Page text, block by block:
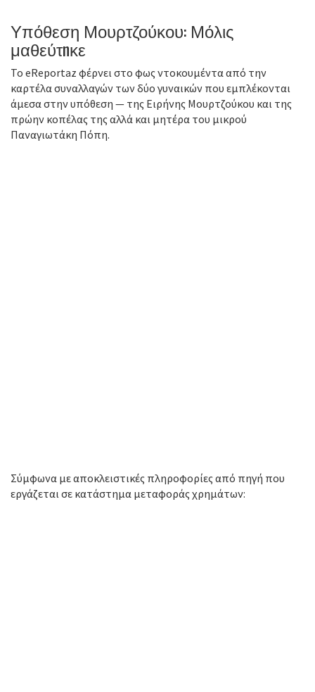
Υπόθεση Μουρτζούκου: Μόλις
μαθεύτnκε
Το eReportaz φέρνει στο φως ντοκουμέντα από την
καρτέλα συναλλαγών των δύο γυναικών που εμπλέκονται
άμεσα στην υπόθεση — της Ειρήνης Μουρτζούκου και της
πρώην κοπέλας της αλλά και μητέρα του μικρού
Παναγιωτάκη Πόπη.
Σύμφωνα με αποκλειστικές πληροφορίες από πηγή που
εργάζεται σε κατάστημα μεταφοράς χρημάτων: